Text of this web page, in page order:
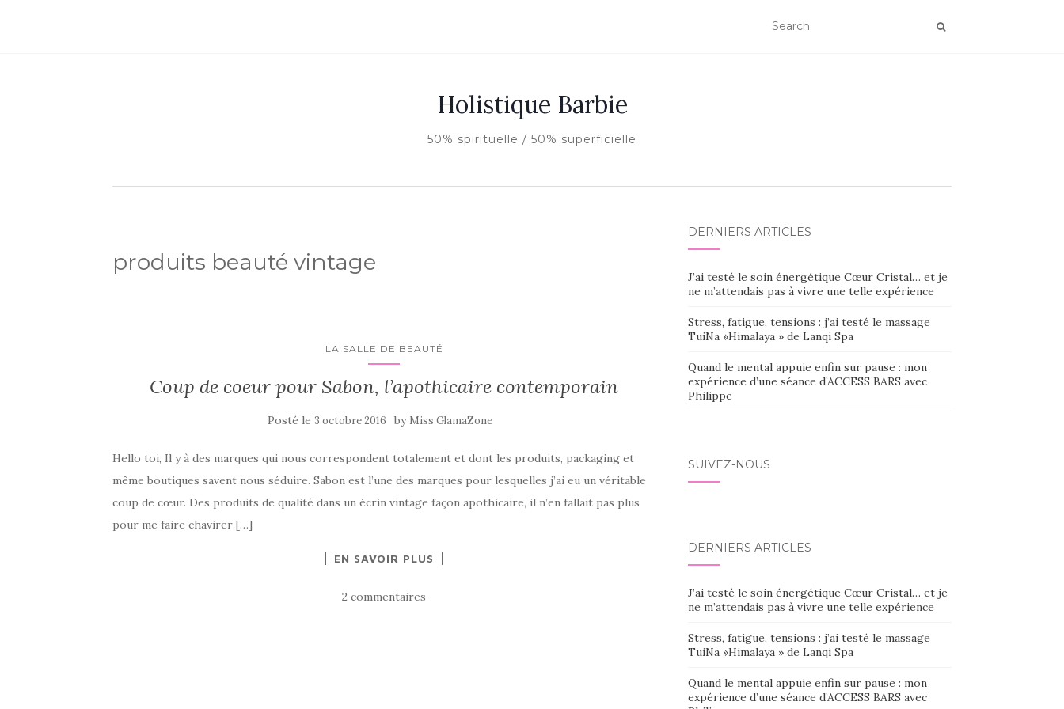
Holistique Barbie
50% spirituelle / 50% superficielle
produits beauté vintage
LA SALLE DE BEAUTÉ
Coup de coeur pour Sabon, l’apothicaire contemporain
Posté le 3 octobre 2016 by Miss GlamaZone
Hello toi, Il y à des marques qui nous correspondent totalement et dont les produits, packaging et
même boutiques savent nous séduire. Sabon est l’une des marques pour lesquelles j’ai eu un véritable
coup de cœur. Des produits de qualité dans un écrin vintage façon apothicaire, il n’en fallait pas plus
pour me faire chavirer […]
EN SAVOIR PLUS
2 commentaires
DERNIERS ARTICLES
J’ai testé le soin énergétique Cœur Cristal… et je
ne m’attendais pas à vivre une telle expérience
Stress, fatigue, tensions : j’ai testé le massage
TuiNa »Himalaya » de Lanqi Spa
Quand le mental appuie enfin sur pause : mon
expérience d’une séance d’ACCESS BARS avec
Philippe
SUIVEZ-NOUS
DERNIERS ARTICLES
J’ai testé le soin énergétique Cœur Cristal… et je
ne m’attendais pas à vivre une telle expérience
Stress, fatigue, tensions : j’ai testé le massage
TuiNa »Himalaya » de Lanqi Spa
Quand le mental appuie enfin sur pause : mon
expérience d’une séance d’ACCESS BARS avec